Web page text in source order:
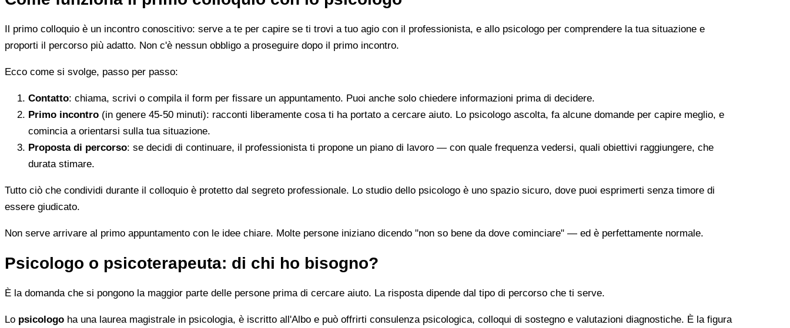
Il primo colloquio è un incontro conoscitivo: serve a te per capire se ti trovi a tuo agio con il professionista, e allo psicologo per comprendere la tua situazione e
proporti il percorso più adatto. Non c'è nessun obbligo a proseguire dopo il primo incontro.
Ecco come si svolge, passo per passo:
Contatto: chiama, scrivi o compila il form per fissare un appuntamento. Puoi anche solo chiedere informazioni prima di decidere.
Primo incontro (in genere 45-50 minuti): racconti liberamente cosa ti ha portato a cercare aiuto. Lo psicologo ascolta, fa alcune domande per capire meglio, e
comincia a orientarsi sulla tua situazione.
Proposta di percorso: se decidi di continuare, il professionista ti propone un piano di lavoro — con quale frequenza vedersi, quali obiettivi raggiungere, che
durata stimare.
Tutto ciò che condividi durante il colloquio è protetto dal segreto professionale. Lo studio dello psicologo è uno spazio sicuro, dove puoi esprimerti senza timore di
essere giudicato.
Non serve arrivare al primo appuntamento con le idee chiare. Molte persone iniziano dicendo "non so bene da dove cominciare" — ed è perfettamente normale.
Psicologo o psicoterapeuta: di chi ho bisogno?
È la domanda che si pongono la maggior parte delle persone prima di cercare aiuto. La risposta dipende dal tipo di percorso che ti serve.
Lo psicologo ha una laurea magistrale in psicologia, è iscritto all'Albo e può offrirti consulenza psicologica, colloqui di sostegno e valutazioni diagnostiche. È la figura